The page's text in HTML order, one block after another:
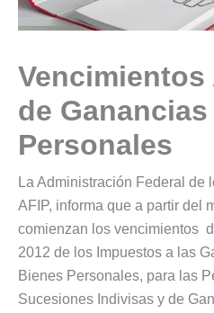
de
Personales
La Administración Federal de
AFIP, informa que a partir del
comienzan los vencimientos
2012 de los Impuestos a las
Bienes Personales, para las
Sucesiones Indivisas y de